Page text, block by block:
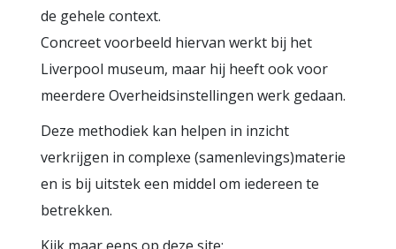
de gehele context.
Concreet voorbeeld hiervan werkt bij het
Liverpool museum, maar hij heeft ook voor
meerdere Overheidsinstellingen werk gedaan.
Deze methodiek kan helpen in inzicht
verkrijgen in complexe (samenlevings)materie
en is bij uitstek een middel om iedereen te
betrekken.